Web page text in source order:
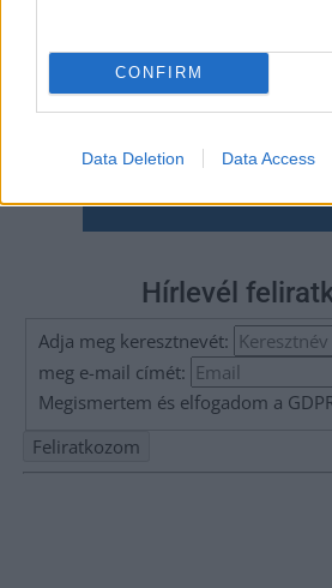
CONFIRM
Data Deletion Data Access
Hírlevél
Adja meg keresztnevét:
meg e-mail címét:
Megismertem és elfogadom a